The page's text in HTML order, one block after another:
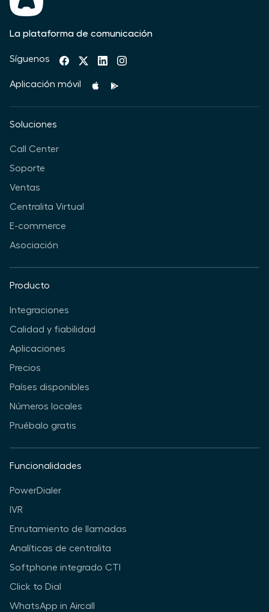
La plataforma de comunicación
Síguenos
Aplicación móvil
Soluciones
Call Center
Soporte
Ventas
Centralita Virtual
E-commerce
Asociación
Producto
Integraciones
Calidad y fiabilidad
Aplicaciones
Precios
Países disponibles
Números locales
Pruébalo gratis
Funcionalidades
PowerDialer
IVR
Enrutamiento de llamadas
Analíticas de centralita
Softphone integrado CTI
Click to Dial
WhatsApp in Aircall